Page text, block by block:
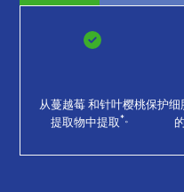
从蔓越莓和针叶樱桃
提取物中提取*。
保护细